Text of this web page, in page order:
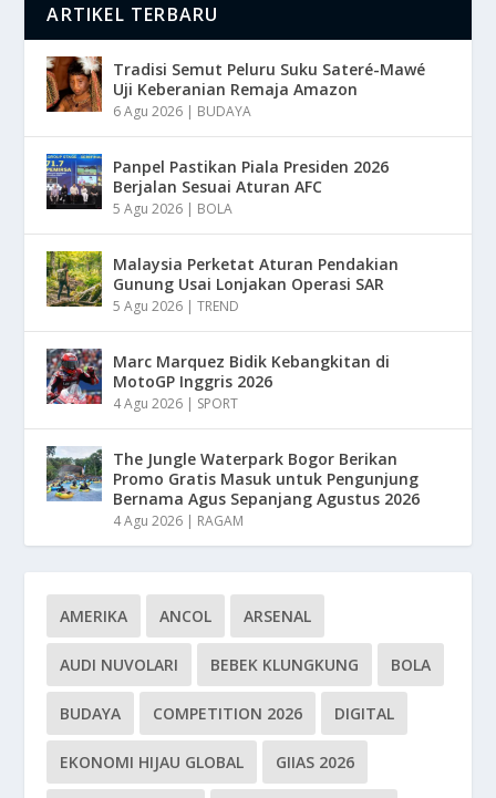
ARTIKEL TERBARU
Tradisi Semut Peluru Suku Sateré-Mawé
Uji Keberanian Remaja Amazon
6 Agu 2026 | BUDAYA
Panpel Pastikan Piala Presiden 2026
Berjalan Sesuai Aturan AFC
5 Agu 2026 | BOLA
Malaysia Perketat Aturan Pendakian
Gunung Usai Lonjakan Operasi SAR
5 Agu 2026 |TREND
Marc Marquez Bidik Kebangkitan di
MotoGP Inggris 2026
4 Agu 2026 | SPORT
The Jungle Waterpark Bogor Berikan
Promo Gratis Masuk untuk Pengunjung
Bernama Agus Sepanjang Agustus 2026
4 Agu 2026 | RAGAM
AMERIKA ANCOL ARSENAL
AUDI NUVOLARI BEBEK KLUNGKUNG BOLA
BUDAYA COMPETITION 2026 DIGITAL
EKONOMI HIJAU GLOBAL GIIAS 2026